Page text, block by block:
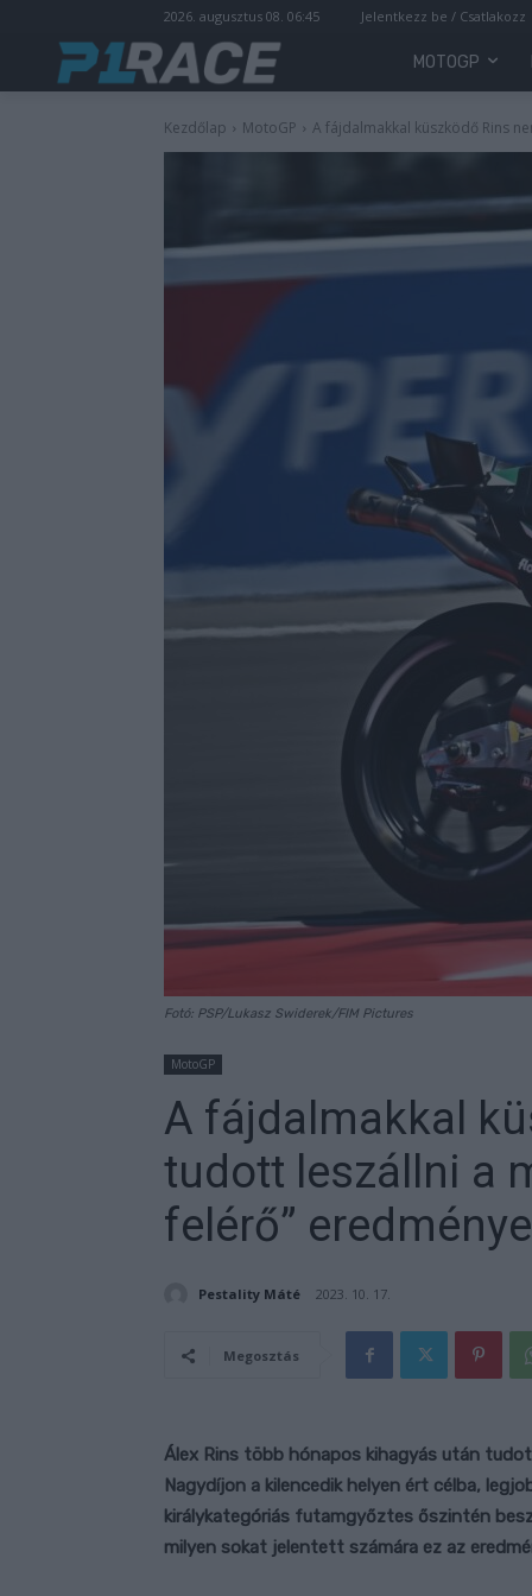
2026. augusztus 08. 06:45 Jelentkezz be / Csatlakozz
MOTOGP
Kezdőlap MotoGP A fájdalmakkal küszködő Rins
Fotó: PSP/Lukasz Swiderek/FIM Pictures
MotoGP
A fájdalmakkal
tudott leszállni a
felérő”
Pestality Máté 2023. 10. 17.
Megosztás
Álex Rins több hónapos kihagyás után
Nagydíjon a kilencedik helyen ért célba,
királykategóriás futamgyőztes őszintén
milyen sokat jelentett számára ez az